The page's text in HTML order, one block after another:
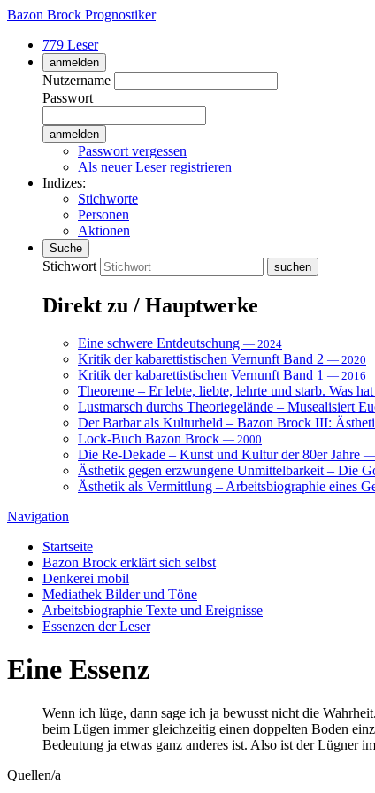
Bazon Brock Prognostiker
779 Leser
anmelden
Nutzername
Passwort
Passwort vergessen
Als neuer Leser registrieren
Indizes:
Stichworte
Personen
Aktionen
Suche
Stichwort
Direkt zu / Hauptwerke
Eine schwere Entdeutschung — 2024
Kritik der kabarettistischen Vernunft Band 2 — 2020
Kritik der kabarettistischen Vernunft Band 1 — 2016
Theoreme – Er lebte, liebte, lehrte und starb. Was
Lustmarsch durchs Theoriegelände – Musealisiert
Der Barbar als Kulturheld – Bazon Brock III:
Lock-Buch Bazon Brock — 2000
Die Re-Dekade – Kunst und Kultur der 80er Jahre —
Ästhetik gegen erzwungene Unmittelbarkeit – Die
Ästhetik als Vermittlung – Arbeitsbiographie eines
Navigation
Startseite
Bazon Brock erklärt sich selbst
Denkerei mobil
Mediathek Bilder und Töne
Arbeitsbiographie Texte und Ereignisse
Essenzen der Leser
Eine Essenz
Wenn ich lüge, dann sage ich ja bewusst nicht die
beim Lügen immer gleichzeitig einen doppelten Boden
Bedeutung ja etwas ganz anderes ist. Also ist der Lügner
Quellen/a